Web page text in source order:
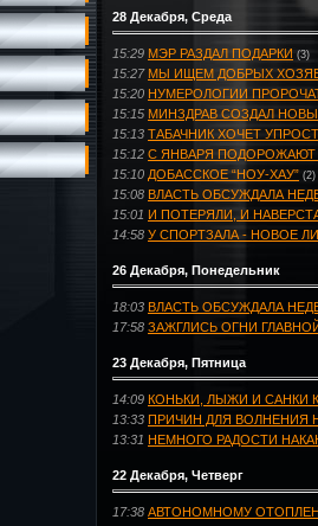
28 Декабря, Среда
15:29 МЭР РАЗДАЛ ПОДАРКИ (3)
15:27 МЫ ИЩЕМ ДОБРЫХ
15:20 НУМЕРОЛОГИИ
15:15 МИНЗДРАВ СОЗДАЛ
15:13 ТАБАЧНИК ХОЧЕТ
15:12 С ЯНВАРЯ ПОДОРОЖАЮТ
15:10 ДОБАССКОЕ “НОУ-ХАУ” (2)
15:08 ВЛАСТЬ ОБСУЖДАЛА
15:01 И ПОТЕРЯЛИ, И
14:58 У СПОРТЗАЛА - НОВОЕ
26 Декабря, Понедельник
18:03 ВЛАСТЬ ОБСУЖДАЛА
17:58 ЗАЖГЛИСЬ ОГНИ
23 Декабря, Пятница
14:09 КОНЬКИ, ЛЫЖИ И САНКИ
13:33 ПРИЧИН ДЛЯ ВОЛНЕНИЯ
13:31 НЕМНОГО РАДОСТИ
22 Декабря, Четверг
17:38 АВТОНОМНОМУ